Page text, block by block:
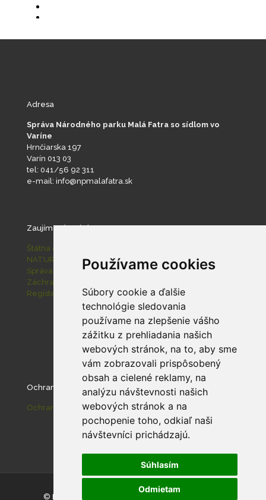
Používame cookies
Súbory cookie a ďalšie
technológie sledovania
používame na zlepšenie vášho
zážitku z prehliadania našich
webových stránok, na to, aby sme
vám zobrazovali prispôsobený
obsah a cielené reklamy, na
analýzu návštevnosti našich
webových stránok a na
pochopenie toho, odkiaľ naši
návštevníci prichádzajú.
Súhlasím
Odmietam
Adresa
Správa Národného parku Malá Fatra so sídlom vo
Varíne
Hrnčiarska 197
Varín 013 03
tel: 041/56 92 311
e-mail: info@npmalafatra.sk
Zaujímavé stránky
Štátna ochrana prírody SR
NATURA 2000
Správa slovenských jaskýň
Záchranná stanica pre zranené živočíchy Zázrivá
Register ponúkaného majetku štátu
Ochrana osobných údajov
Ochrana osobných údajov
© Národný park Malá Fatra |